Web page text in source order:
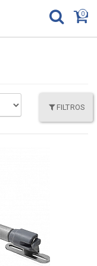
0
FILTROS